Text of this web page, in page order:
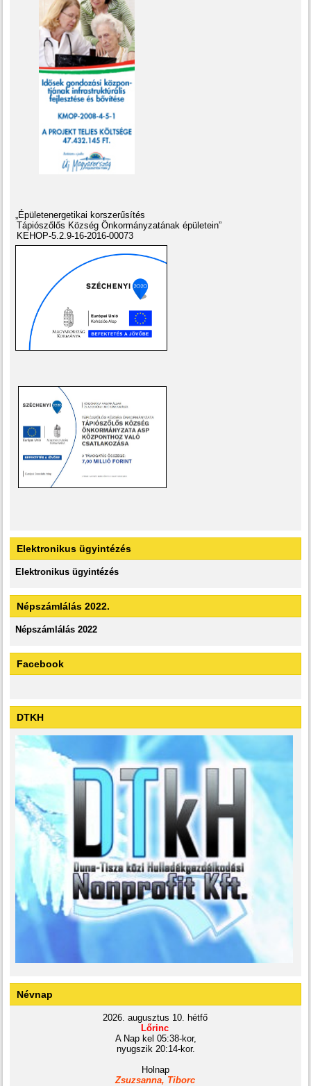
„Épületenergetikai korszerűsítés
Tápiószőlős Község Önkormányzatának épületein”
KEHOP-5.2.9-16-2016-00073
Elektronikus ügyintézés
Elektronikus ügyintézés
Népszámlálás 2022.
Népszámlálás 2022
Facebook
DTKH
Névnap
2026. augusztus 10. hétfő
Lőrinc
A Nap kel 05:38-kor,
nyugszik 20:14-kor.
Holnap
Zsuzsanna, Tiborc